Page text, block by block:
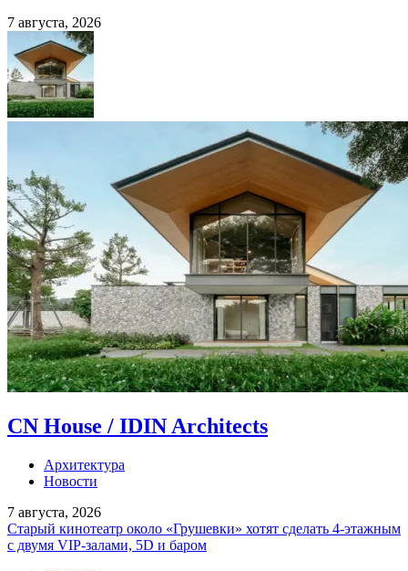
7 августа, 2026
CN House / IDIN Architects
Архитектура
Новости
7 августа, 2026
Старый кинотеатр около «Грушевки» хотят сделать 4-этажным
с двумя VIP-залами, 5D и баром